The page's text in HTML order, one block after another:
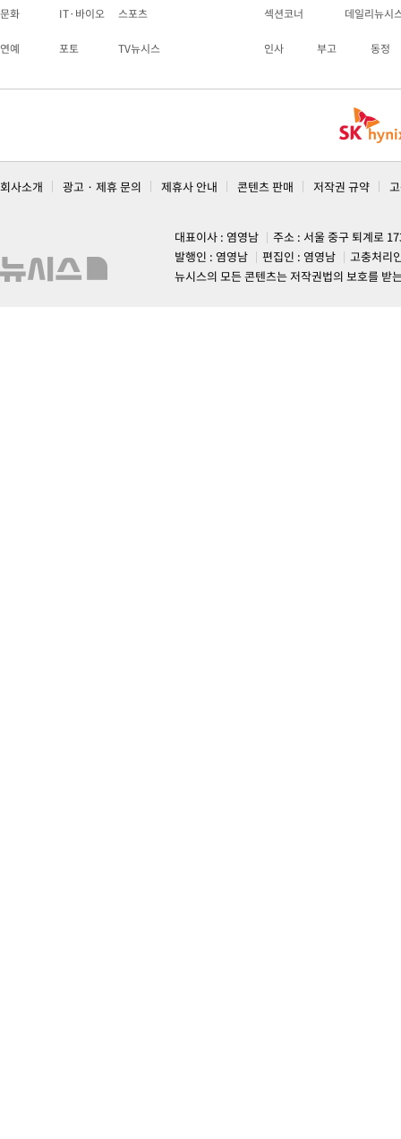
문화 IT·바이오 스포츠
연예 포토 TV뉴시스
섹션코너 데일리뉴시
인사 부고 동정
회사소개 광고 · 제휴 문의 제휴사 안내 콘텐츠 판매 저작권 규약
대표이사 : 염영남
주소 : 서울 중구 퇴계로
발행인 : 염영남
편집인 : 염영남
고충처리
뉴시스의 모든 콘텐츠는 저작권법의 보호를